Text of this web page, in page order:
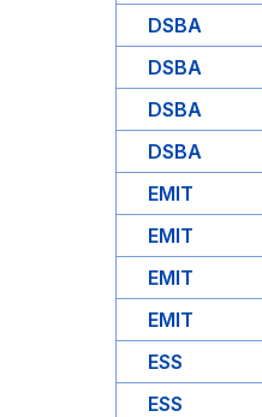
DSBA
DSBA
DSBA
DSBA
EMIT
EMIT
EMIT
EMIT
ESS
ESS